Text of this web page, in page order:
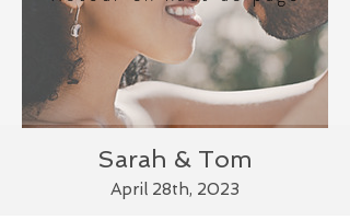
Sarah & Tom
April 28th, 2023